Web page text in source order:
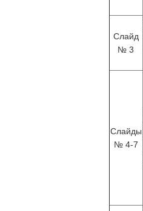
Слайд
№ 3
Слайды
№ 4-7